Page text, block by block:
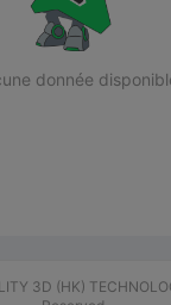
donnée
3D (HK)